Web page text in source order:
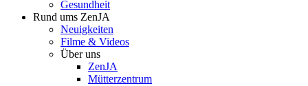
Gesundheit
Rund ums ZenJA
Neuigkeiten
Filme & Videos
Über uns
ZenJA
Mütterzentrum